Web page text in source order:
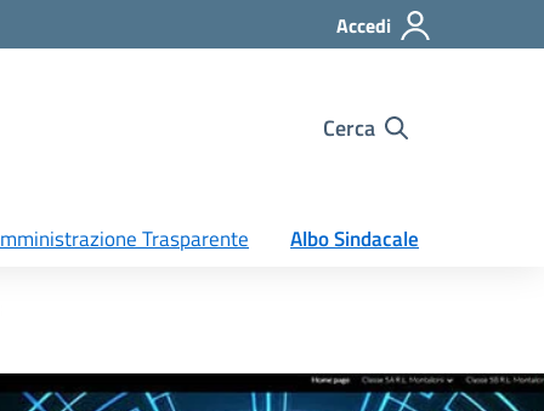
Accedi
Cerca
Trasparente Albo Sindacale